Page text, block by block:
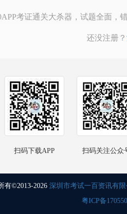
考证通关大杀器，试题全面，
还没注册？
扫码下载APP 扫码关注公众
有©2013-2026 深圳市考试一百资讯有限
粤ICP备